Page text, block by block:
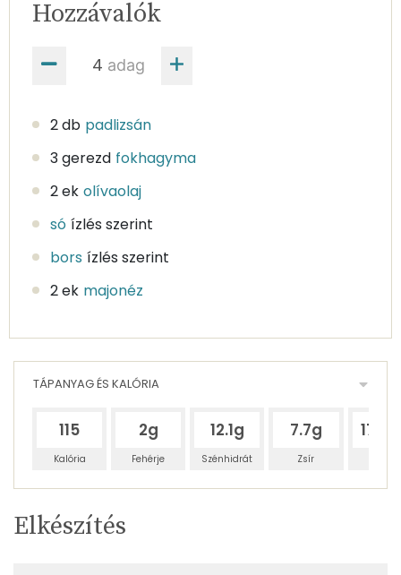
adag
Hozzávalók
2 db padlizsán
3 gerezd fokhagyma
2 ek olívaolaj
só ízlés szerint
bors ízlés szerint
2 ek majonéz
TÁPANYAG ÉS KALÓRIA
115
Kalória
2g
Fehérje
12.1g
Szénhidrát
7.7g
Zsír
Egy
adagban
TÁPANYAGTARTALOM
Elkészítés